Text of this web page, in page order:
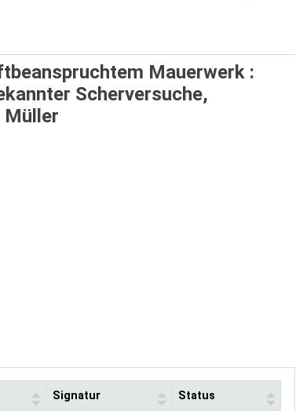
Mauerwerk :
Scherversuche,
Müller
Signatur Status